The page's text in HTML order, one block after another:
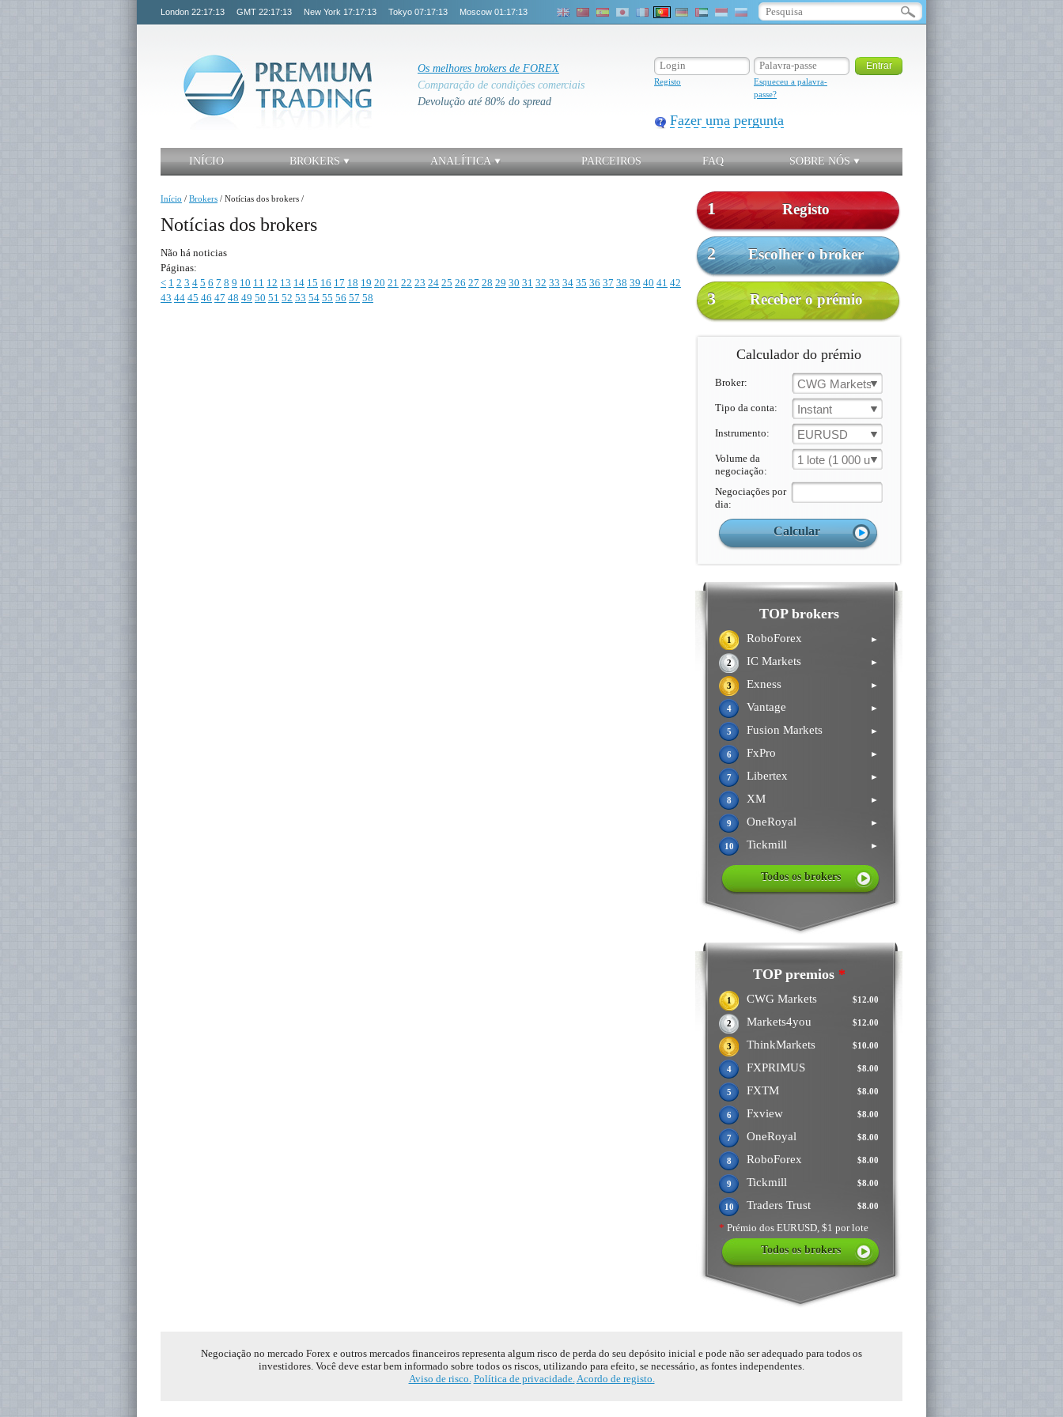
London 22:17:13 GMT 22:17:13 New York 17:17:13 Tokyo 07:17:13 Moscow 01:17:13
Os melhores brokers de FOREX
Comparação de condições comerciais
Devolução até 80% do spread
Registo
Esqueceu a palavra-
passe?
Fazer uma pergunta
INÍCIO BROKERS ANALÍTICA PARCEIROS FAQ SOBRE NÓS
1 Registo
2 Escolher o broker
3 Receber o prémio
Calculador do prémio
Broker: CWG Markets
Tipo da conta: Instant
Instrumento: EURUSD
Volume da
negociação:
1 lote (1 000 un.)
Negociações por
dia:
TOP brokers
1 RoboForex ►
2 IC Markets ►
3 Exness ►
4 Vantage ►
5 Fusion Markets ►
6 FxPro ►
7 Libertex ►
8 XM ►
9 OneRoyal ►
10 Tickmill ►
Todos os brokers
TOP premios *
$12.00
1 CWG Markets
$12.00
2 Markets4you
$10.00
3 ThinkMarkets
$8.00
4 FXPRIMUS
$8.00
5 FXTM
$8.00
6 Fxview
$8.00
7 OneRoyal
$8.00
8 RoboForex
$8.00
9 Tickmill
$8.00
10 Traders Trust
* Prémio dos EURUSD, $1 por lote
Todos os brokers
Início / Brokers / Notícias dos brokers /
Notícias dos brokers
Não há noticias
Páginas:
< 1 2 3 4 5 6 7 8 9 10 11 12 13 14 15 16 17 18 19 20 21 22 23 24 25 26 27 28 29 30 31 32 33 34 35 36 37 38 39 40 41 42
43 44 45 46 47 48 49 50 51 52 53 54 55 56 57 58
Negociação no mercado Forex e outros mercados financeiros representa algum risco de perda do seu depósito inicial e pode não ser adequado para todos os
investidores. Você deve estar bem informado sobre todos os riscos, utilizando para efeito, se necessário, as fontes independentes.
Aviso de risco. Política de privacidade.Acordo de registo.